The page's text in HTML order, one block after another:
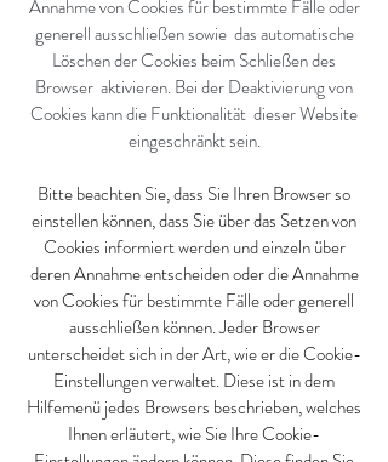
Annahme von Cookies für bestimmte Fälle oder
generell ausschließen sowie das automatische
Löschen der Cookies beim Schließen des
Browser aktivieren. Bei der Deaktivierung von
Cookies kann die Funktionalität dieser Website
eingeschränkt sein.
Bitte beachten Sie, dass Sie Ihren Browser so
einstellen können, dass Sie über das Setzen von
Cookies informiert werden und einzeln über
deren Annahme entscheiden oder die Annahme
von Cookies für bestimmte Fälle oder generell
ausschließen können. Jeder Browser
unterscheidet sich in der Art, wie er die Cookie-
Einstellungen verwaltet. Diese ist in dem
Hilfemenü jedes Browsers beschrieben, welches
Ihnen erläutert, wie Sie Ihre Cookie-